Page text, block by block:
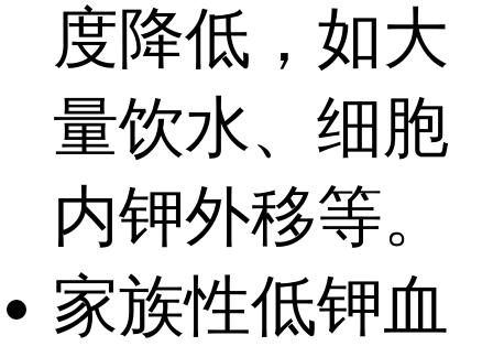
度降低，如大
量饮水、细胞
内钾外移等。
家族性低钾血